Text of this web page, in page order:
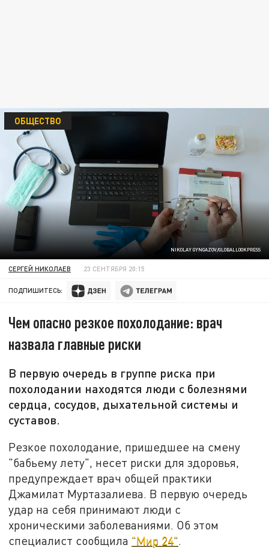
NIKOLAY GYNGAZOV/GLOBALLOOKPRESS
ОБЩЕСТВО
СЕРГЕЙ НИКОЛАЕВ 23 СЕНТЯБРЯ 20:15
ПОДПИШИТЕСЬ:
Чем опасно резкое похолодание: врач
назвала главные риски
В первую очередь в группе риска при
похолодании находятся люди с болезнями
сердца, сосудов, дыхательной системы и
суставов.
Резкое похолодание, пришедшее на смену
"бабьему лету", несет риски для здоровья,
предупреждает врач общей практики
Джамилат Муртазалиева. В первую очередь
удар на себя принимают люди с
хроническими заболеваниями. Об этом
специалист сообщила "Мир 24".